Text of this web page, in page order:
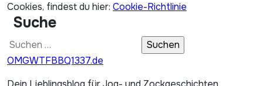
Cookies, findest du hier: Cookie-Richtlinie
Suche
Suchen
nach:
OMGWTFBBQ1337.de